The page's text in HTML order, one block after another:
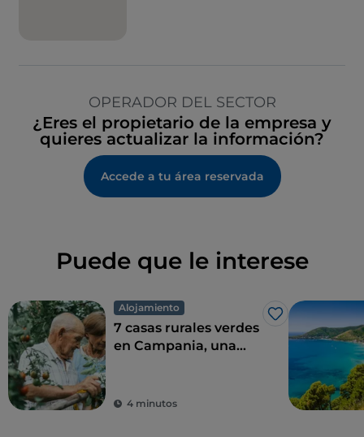
OPERADOR DEL SECTOR
¿Eres el propietario de la empresa y
quieres actualizar la información?
Accede a tu área reservada
Puede que le interese
Alojamiento
Me gusta
7 casas rurales verdes
en Campania, una
y sabor
4 minutos